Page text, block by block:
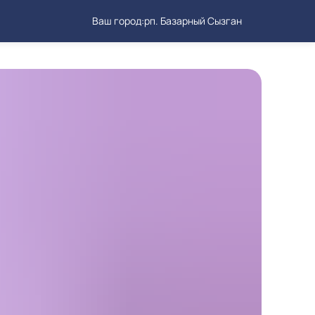
Ваш город:рп. Базарный Сызган